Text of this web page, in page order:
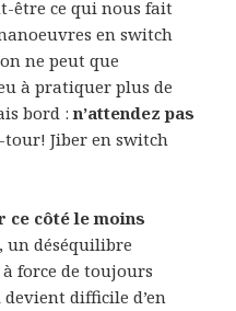
être ce qui nous fait
en switch
ne peut que
à pratiquer plus de
bord :n’attendez pas
Jiber en switch
ce côté le moins
un déséquilibre
force de toujours
difficile d’en